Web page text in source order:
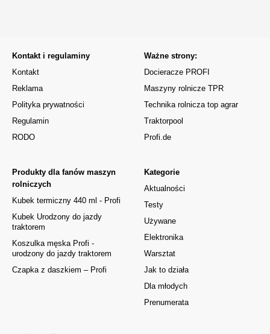
Kontakt i regulaminy
Kontakt
Reklama
Polityka prywatności
Regulamin
RODO
Kategorie
Aktualności
Testy
Używane
Elektronika
Warsztat
Jak to działa
Dla młodych
Prenumerata
Produkty dla fanów maszyn
rolniczych
Kubek termiczny 440 ml - Profi
Kubek Urodzony do jazdy
traktorem
Koszulka męska Profi -
urodzony do jazdy traktorem
Czapka z daszkiem – Profi
Ważne strony:
Docieracze PROFI
Maszyny rolnicze TPR
Technika rolnicza top agrar
Traktorpool
Profi.de